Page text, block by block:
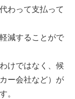
わって支払って
減することがで
けではなく、候
ー会社など）が
。